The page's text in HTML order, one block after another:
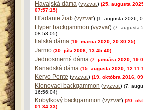
Havajská dáma (vyzvať) (25. augusta
07:57:15)
Hľadanie žiab (vyzvať) (1. augusta 2026,
Hyper backgammon (vyzvať) (7. augusta
08:53:05)
Italská dáma (19. marca 2020, 20:30:25)
Jarmo (30. júla 2006, 13:45:40)
Jednosmerná dáma (7. januára 2020,
Kanadská dáma (15. augusta 2020,
Keryo Pente (vyzvať) (19. októbra 2016,
Klonovací backgammon (vyzvať) (7.
16:56:04)
Kobylkový backgammon (vyzvať) (20.
01:34:33)